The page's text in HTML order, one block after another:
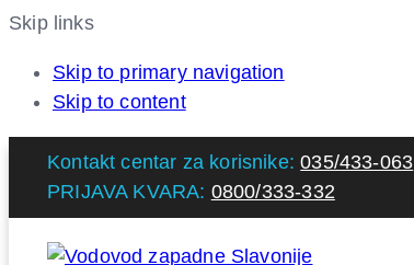
Skip links
Skip to primary navigation
Skip to content
Kontakt centar za korisnike:035/433-063
PRIJAVA KVARA: 0800/333-332